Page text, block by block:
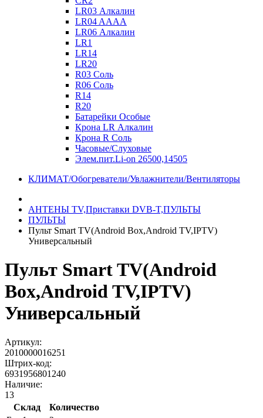
LR03 Алкалин
LR04 AAAA
LR06 Алкалин
LR1
LR14
LR20
R03 Соль
R06 Соль
R14
R20
Батарейки Особые
Крона LR Алкалин
Крона R Соль
Часовые/Слуховые
Элем.пит.Li-on 26500,14505
КЛИМАТ/Обогреватели/Увлажнители/Вентиляторы
АНТЕНЫ ТV,Приставки DVB-T,ПУЛЬТЫ
ПУЛЬТЫ
Пульт Smart TV(Android Box,Android TV,IPTV)
Универсальный
Пульт Smart TV(Android
Box,Android TV,IPTV)
Универсальный
Артикул:
2010000016251
Штрих-код:
6931956801240
Наличие:
13
Склад
Количество